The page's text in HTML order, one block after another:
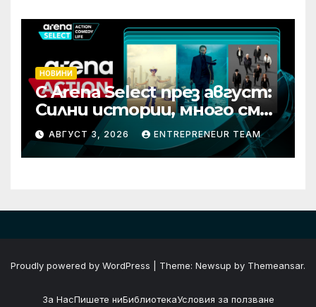
НОВИНИ
С Arena Select през август:
Силни истории, много смях
и срещи с необикновени
герои
АВГУСТ 3, 2026 ENTREPRENEUR TEAM
Proudly powered by WordPress Theme: Newsup by Themeansar.
За НасПишете ниБиблиотекаУсловия за ползване